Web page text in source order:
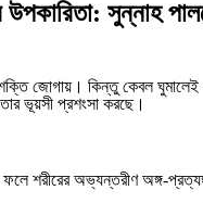
সুন্নাহ
জোগায়। কিন্তু কেবল ঘুমালেই
ভূয়সী প্রশংসা করছে।
ফলে শরীরের অভ্যন্তরীণ অঙ্গ-